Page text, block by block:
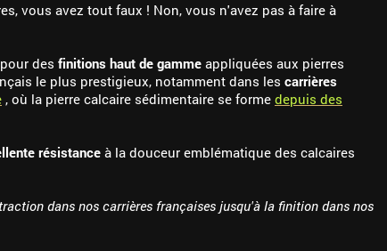
vous avez tout faux ! Non, vous n'avez pas à faire à
des finitions haut de gamme appliquées aux pierres
le plus prestigieux, notamment dans les carrières
, où la pierre calcaire sédimentaire se forme depuis des
résistanceà la douceur emblématique des calcaires
dans nos carrières françaises jusqu'à la finition dans nos